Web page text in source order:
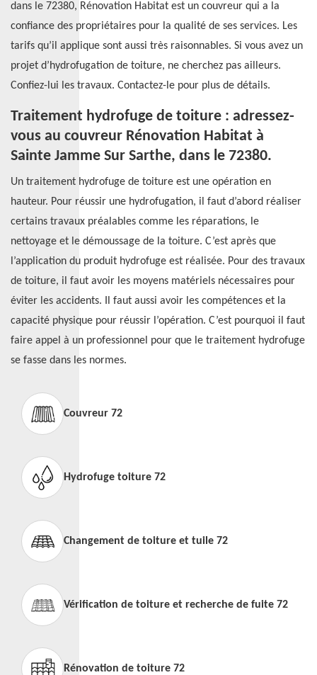
dans le 72380, Rénovation Habitat est un couvreur qui a la
confiance des propriétaires pour la qualité de ses services. Les
tarifs qu’il applique sont aussi très raisonnables. Si vous avez un
projet d’hydrofugation de toiture, ne cherchez pas ailleurs.
Confiez-lui les travaux. Contactez-le pour plus de détails.
Traitement hydrofuge de toiture : adressez-
vous au couvreur Rénovation Habitat à
Sainte Jamme Sur Sarthe, dans le 72380.
Un traitement hydrofuge de toiture est une opération en
hauteur. Pour réussir une hydrofugation, il faut d’abord réaliser
certains travaux préalables comme les réparations, le
nettoyage et le démoussage de la toiture. C’est après que
l’application du produit hydrofuge est réalisée. Pour des travaux
de toiture, il faut avoir les moyens matériels nécessaires pour
éviter les accidents. Il faut aussi avoir les compétences et la
capacité physique pour réussir l’opération. C’est pourquoi il faut
faire appel à un professionnel pour que le traitement hydrofuge
se fasse dans les normes.
Couvreur 72
Hydrofuge toiture 72
Changement de toiture et tuile 72
Vérification de toiture et recherche de fuite 72
Rénovation de toiture 72